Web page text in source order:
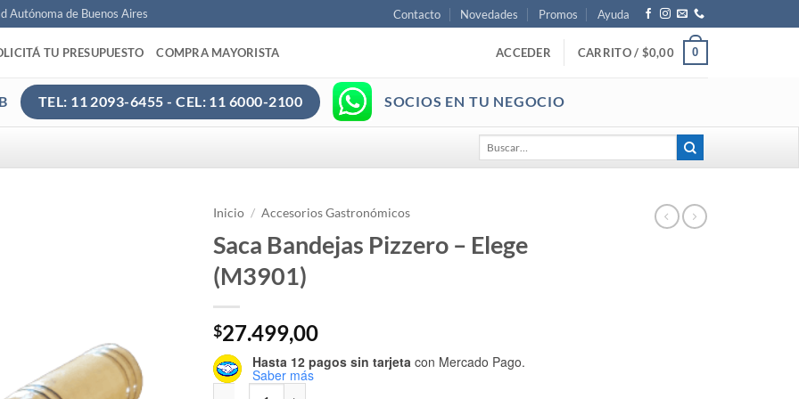
Autónoma de Buenos Aires Contacto Novedades Promos Ayuda
TU PRESUPUESTO COMPRA MAYORISTA ACCEDER CARRITO / $0,00 0
TEL: 11 2093-6455 - CEL: 11 6000-2100 SOCIOS EN TU NEGOCIO
por:
Inicio / Accesorios Gastronómicos
Saca Bandejas Pizzero – Elege
(M3901)
$27.499,00
Hasta 12 pagos sin tarjeta con Mercado Pago.
Saber más